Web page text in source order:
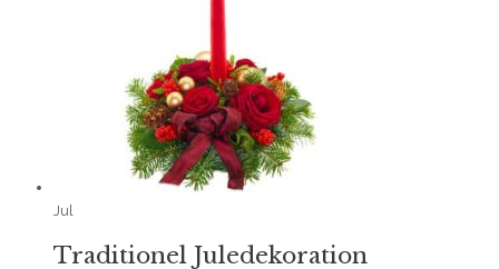
Jul
Traditionel Juledekoration